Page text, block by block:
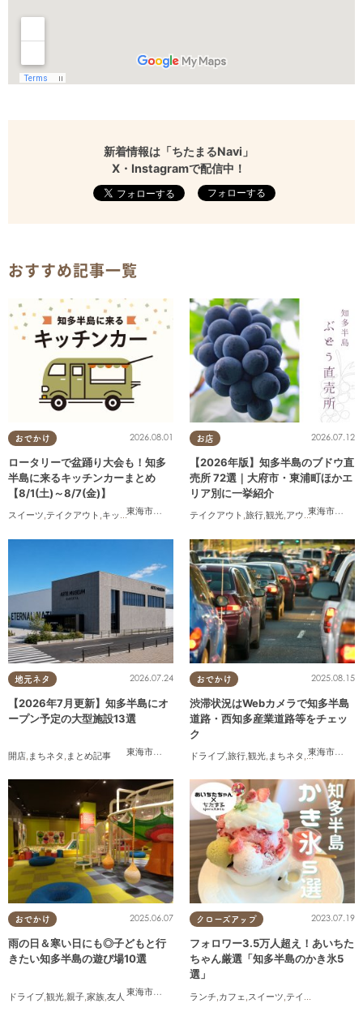
新着情報は「ちたまるNavi」
X・Instagramで配信中！
フォローする
おすすめ記事一覧
おでかけ
東海市大府市 知多市,東浦町 阿久比町,半田市,常滑市 ,
2026.08.01
ロータリーで盆踊り大会も！知多
半島に来るキッチンカーまとめ
【8/1(土)～8/7(金)】
スイーツ,テイクアウト ,キッチンカー ,イベント,まとめ記事
お店
東海市大府
2026.07.12
【2026年版】知多半島のブドウ直
売所 72選｜大府市・東浦町ほかエ
リア別に一挙紹介
テイクアウト ,旅行,観光,アウトドア , まちネ
地元ネタ
東海市大府市 知多市 ,美浜町,南知多町
2026.07.24
【2026年7月更新】知多半島にオ
ープン予定の大型施設13選
開店, まちネタ , まとめ記事
おでかけ
東海市大府
2025.08.15
渋滞状況はWebカメラで知多半島
道路・西知多産業道路等をチェッ
ク
ドライブ,旅行,観光, まちネタ ,渋滞
おでかけ
東海市
,大府市 知多市, 東浦町 半田市 常滑市 ,美浜町
2025.06.07
雨の日＆寒い日にも◎子どもと行
きたい知多半島の遊び場10選
ドライブ,観光,親子,家族,友人
クローズアップ 2023.07.19
フォロワー3.5万人超え！あいちた
ちゃん厳選「知多半島のかき氷5
選」
ランチ,カフェ,スイーツ,テイクアウト